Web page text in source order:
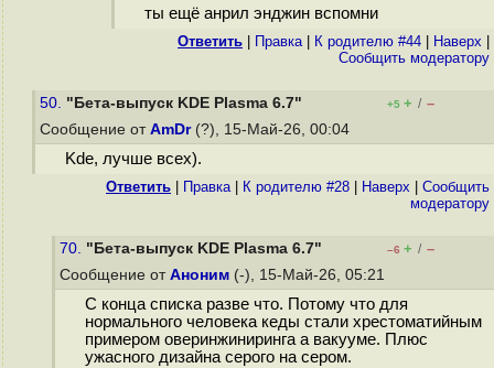
ты ещё анрил энджин вспомни
Ответить Правка| К родителю #44 Наверх
Cообщить модератору
50. "Бета-выпуск KDE Plasma 6.7" +5 + / –
Сообщение от AmDr(?), 15-Май-26, 00:04
Kde, лучше всех).
Ответить Правка| К родителю #28 Наверх
Cообщить
модератору
70. "Бета-выпуск KDE Plasma 6.7" –6 + / –
Сообщение от Аноним (-), 15-Май-26, 05:21
С конца списка разве что. Потому что для
нормального человека кеды стали хрестоматийным
примером оверинжиниринга а вакууме. Плюс
ужасного дизайна серого на сером.